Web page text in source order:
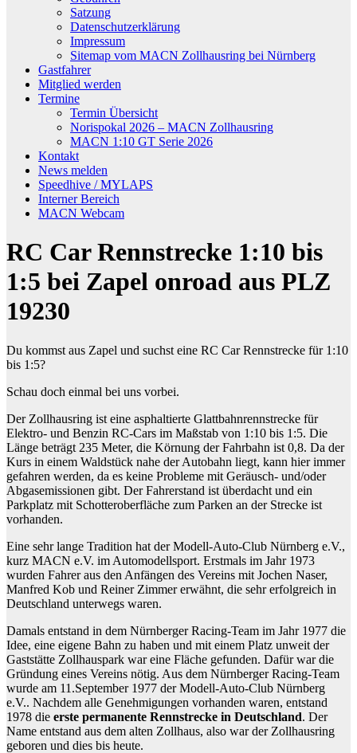
Satzung
Datenschutzerklärung
Impressum
Sitemap vom MACN Zollhausring bei Nürnberg
Gastfahrer
Mitglied werden
Termine
Termin Übersicht
Norispokal 2026 – MACN Zollhausring
MACN 1:10 GT Serie 2026
Kontakt
News melden
Speedhive / MYLAPS
Interner Bereich
MACN Webcam
RC Car Rennstrecke 1:10 bis
1:5 bei Zapel onroad aus PLZ
19230
Du kommst aus Zapel und suchst eine RC Car Rennstrecke für 1:10
bis 1:5?
Schau doch einmal bei uns vorbei.
Der Zollhausring ist eine asphaltierte Glattbahnrennstrecke für
Elektro- und Benzin RC-Cars im Maßstab von 1:10 bis 1:5. Die
Länge beträgt 235 Meter, die Körnung der Fahrbahn ist 0,8. Da der
Kurs in einem Waldstück nahe der Autobahn liegt, kann hier immer
gefahren werden, da es keine Probleme mit Geräusch- und/oder
Abgasemissionen gibt. Der Fahrerstand ist überdacht und ein
Parkplatz mit Schotteroberfläche zum Parken an der Strecke ist
vorhanden.
Eine sehr lange Tradition hat der Modell-Auto-Club Nürnberg e.V.,
kurz MACN e.V. im Automodellsport. Erstmals im Jahr 1973
wurden Fahrer aus den Anfängen des Vereins mit Jochen Naser,
Manfred Kob und Reiner Zimmer erwähnt, die sehr erfolgreich in
Deutschland unterwegs waren.
Damals entstand in dem Nürnberger Racing-Team im Jahr 1977 die
Idee, eine eigene Bahn zu haben und mit einem Platz unweit der
Gaststätte Zollhauspark war eine Fläche gefunden. Dafür war die
Gründung eines Vereins nötig. Aus dem Nürnberger Racing-Team
wurde am 11.September 1977 der Modell-Auto-Club Nürnberg
e.V.. Nachdem alle Genehmigungen vorhanden waren, entstand
1978 die erste permanente Rennstrecke in Deutschland. Der
Name entstand aus dem alten Zollhaus, also war der Zollhausring
geboren und dies bis heute.